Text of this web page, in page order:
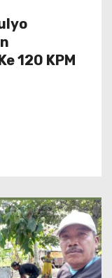
120 KPM